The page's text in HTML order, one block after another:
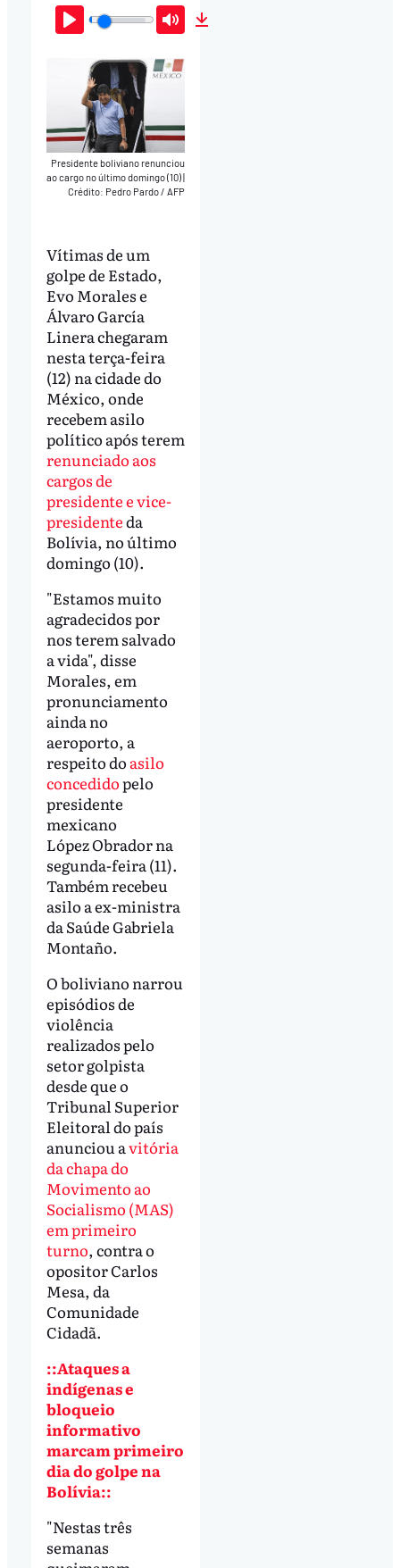
Play Mute
Presidente boliviano renunciou
ao cargo no último domingo (10)|
Crédito: Pedro Pardo / AFP
Vítimas de um
golpe de Estado,
Evo Morales e
Álvaro García
Linera chegaram
nesta terça-feira
(12) na cidade do
México, onde
recebem asilo
político após terem
renunciado aos
cargos de
presidente e vice-
presidenteda
Bolívia, no último
domingo (10).
"Estamos muito
agradecidos por
nos terem salvado
a vida", disse
Morales, em
pronunciamento
ainda no
aeroporto, a
respeito do asilo
concedidopelo
presidente
mexicano
López Obrador na
segunda-feira (11).
Também recebeu
asilo a ex-ministra
da Saúde Gabriela
Montaño.
O boliviano narrou
episódios de
violência
realizados pelo
setor golpista
desde que o
Tribunal Superior
Eleitoral do país
anunciou avitória
da chapa do
Movimento ao
Socialismo (MAS)
em primeiro
turno, contra o
opositor Carlos
Mesa, da
Comunidade
Cidadã.
::Ataques a
indígenas e
bloqueio
informativo
marcam primeiro
dia do golpe na
Bolívia::
"Nestas três
semanas